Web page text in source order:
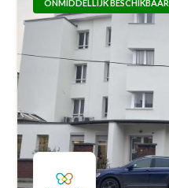
ONMIDDELLIJK BESCHIKBAAR